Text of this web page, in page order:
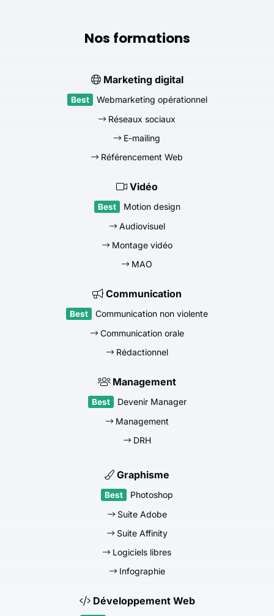
Nos formations
Marketing digital
Webmarketing opérationnel
Réseaux sociaux
E-mailing
Référencement Web
Vidéo
Motion design
Audiovisuel
Montage vidéo
MAO
Communication
Communication non violente
Communication orale
Rédactionnel
Management
Devenir Manager
Management
DRH
Graphisme
Photoshop
Suite Adobe
Suite Affinity
Logiciels libres
Infographie
Développement Web